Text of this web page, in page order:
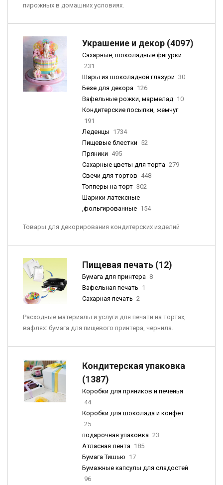
пирожных в домашних условиях.
Украшение и декор (4097)
Сахарные, шоколадные фигурки
231
Шары из шоколадной глазури 30
Безе для декора 126
Вафельные рожки, мармелад 10
Кондитерские посыпки, жемчуг
191
Леденцы 1734
Пищевые блестки 52
Пряники 495
Сахарные цветы для торта 279
Свечи для тортов 448
Топперы на торт 302
Шарики латексные
,фольгированные 154
Товары для декорирования кондитерских изделий
Пищевая печать (12)
Бумага для принтера 8
Вафельная печать 1
Сахарная печать 2
Расходные материалы и услуги для печати на тортах,
вафлях: бумага для пищевого принтера, чернила.
Кондитерская упаковка
(1387)
Коробки для пряников и печенья
44
Коробки для шоколада и конфет
25
подарочная упаковка 23
Атласная лента 185
Бумага Тишью 17
Бумажные капсулы для сладостей
96